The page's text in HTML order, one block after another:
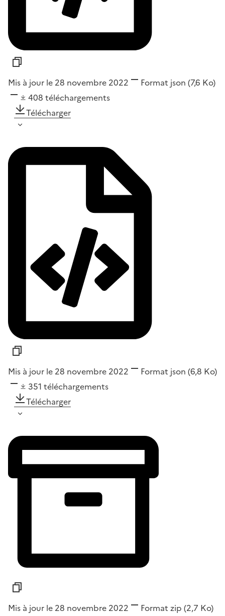
Mis à jour le 28 novembre 2022 Format json (7,6 Ko)
408 téléchargements
Télécharger
Mis à jour le 28 novembre 2022 Format json (6,8 Ko)
351 téléchargements
Télécharger
Mis à jour le 28 novembre 2022 Format zip (2,7 Ko)